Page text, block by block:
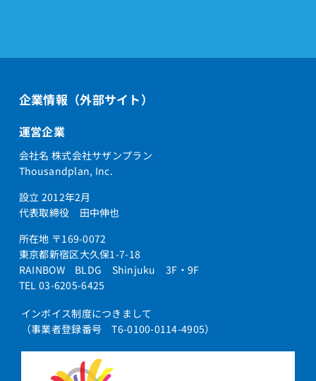
企業情報（外部サイト）
運営企業
会社名 株式会社サザンプラン
Thousandplan, Inc.
設立 2012年2月
代表取締役 田中伸也
所在地 〒169-0072
東京都新宿区大久保1-7-18
RAINBOW BLDG Shinjuku 3F・9F
TEL 03-6205-6425
インボイス制度につきまして
（事業者登録番号 T6-0100-0114-4905）